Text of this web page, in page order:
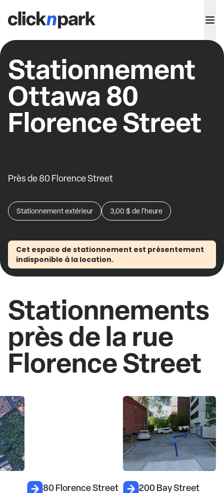
Stationnement
Ottawa 80
Florence Street
Près de 80 Florence Street
Stationnement extérieur 3,00 $ de l'heure
Cet espace de stationnement est présentement
indisponible à la location.
Stationnements
près de la rue
Florence Street
80 Florence Street 200 Bay Street